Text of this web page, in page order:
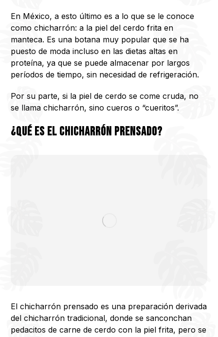
En México, a esto último es a lo que se le conoce
como chicharrón: a la piel del cerdo frita en
manteca. Es una botana muy popular que se ha
puesto de moda incluso en las dietas altas en
proteína, ya que se puede almacenar por largos
períodos de tiempo, sin necesidad de refrigeración.
Por su parte, si la piel de cerdo se come cruda, no
se llama chicharrón, sino cueros o “cueritos”.
¿Qué es el chicharrón prensado?
El chicharrón prensado es una preparación derivada
del chicharrón tradicional, donde se sanconchan
pedacitos de carne de cerdo con la piel frita, pero se